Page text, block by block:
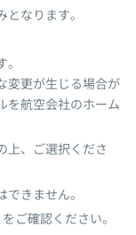
なります。
変更が生じる場合が
を航空会社のホーム
上、ご選択くださ
きません。
をご確認ください。